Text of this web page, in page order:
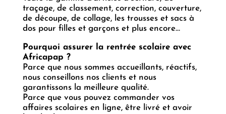
traçage, de classement, correction, couverture,
de découpe, de collage, les trousses et sacs à
dos pour filles et garçons et plus encore…
Pourquoi assurer la rentrée scolaire avec
Africapap ?
Parce que nous sommes accueillants, réactifs,
nous conseillons nos clients et nous
garantissons la meilleure qualité.
Parce que vous pouvez commander vos
affaires scolaires en ligne, être livré et avoir